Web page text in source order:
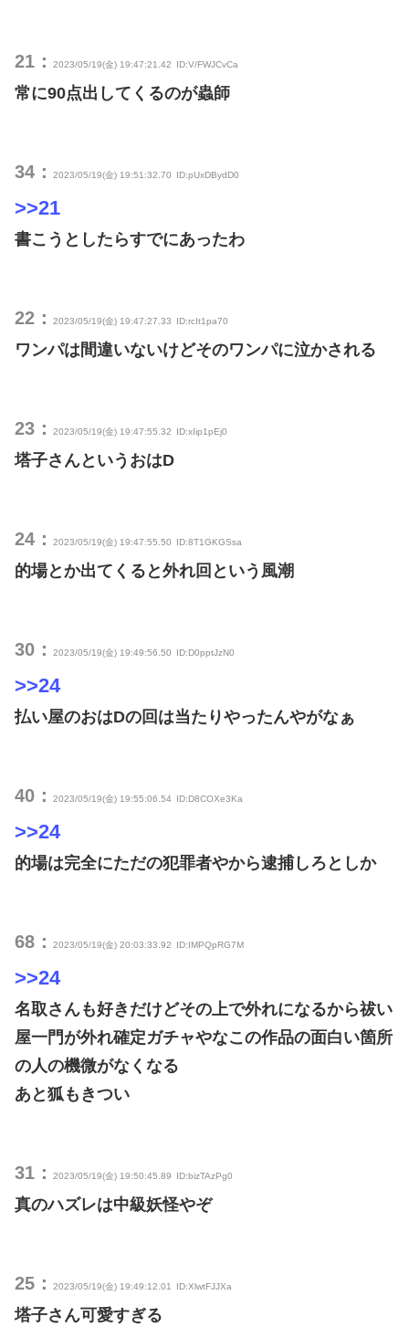
21： 2023/05/19(金) 19:47:21.42 ID:V/FWJCvCa
常に90点出してくるのが蟲師
34： 2023/05/19(金) 19:51:32.70 ID:pUxDBydD0
>>21
書こうとしたらすでにあったわ
22： 2023/05/19(金) 19:47:27.33 ID:rcIt1pa70
ワンパは間違いないけどそのワンパに泣かされる
23： 2023/05/19(金) 19:47:55.32 ID:xIip1pEj0
塔子さんというおはD
24： 2023/05/19(金) 19:47:55.50 ID:8T1GKGSsa
的場とか出てくると外れ回という風潮
30： 2023/05/19(金) 19:49:56.50 ID:D0pptJzN0
>>24
払い屋のおはDの回は当たりやったんやがなぁ
40： 2023/05/19(金) 19:55:06.54 ID:D8COXe3Ka
>>24
的場は完全にただの犯罪者やから逮捕しろとしか
68： 2023/05/19(金) 20:03:33.92 ID:IMPQpRG7M
>>24
名取さんも好きだけどその上で外れになるから祓い
屋一門が外れ確定ガチャやなこの作品の面白い箇所
の人の機微がなくなる
あと狐もきつい
31： 2023/05/19(金) 19:50:45.89 ID:bizTAzPg0
真のハズレは中級妖怪やぞ
25： 2023/05/19(金) 19:49:12.01 ID:XlwtFJJXa
塔子さん可愛すぎる